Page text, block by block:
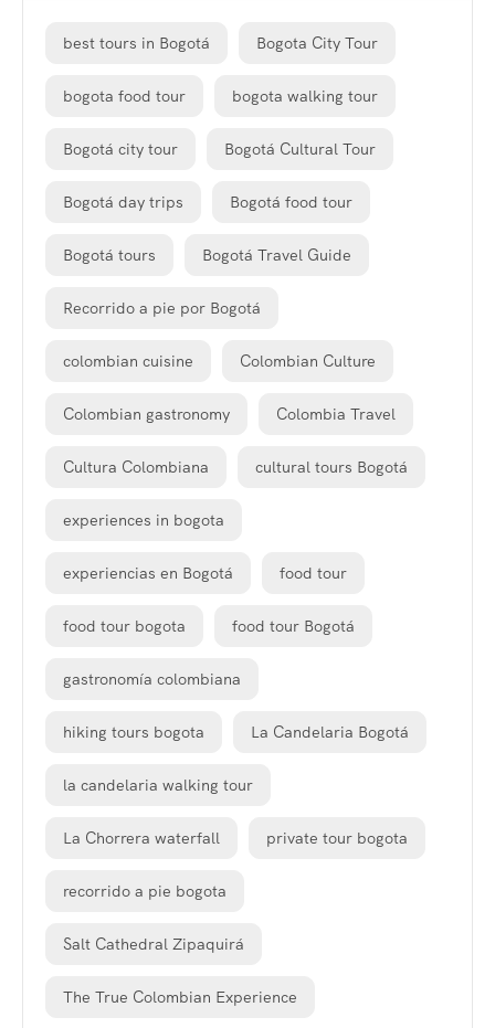
best tours in Bogotá Bogota City Tour
bogota food tour bogota walking tour
Bogotá city tour Bogotá Cultural Tour
Bogotá day trips Bogotá food tour
Bogotá tours Bogotá Travel Guide
Recorrido a pie por Bogotá
colombian cuisine Colombian Culture
Colombian gastronomy Colombia Travel
Cultura Colombiana cultural tours Bogotá
experiences in bogota
experiencias en Bogotá food tour
food tour bogota food tour Bogotá
gastronomía colombiana
hiking tours bogota La Candelaria Bogotá
la candelaria walking tour
La Chorrera waterfall private tour bogota
recorrido a pie bogota
Salt Cathedral Zipaquirá
The True Colombian Experience